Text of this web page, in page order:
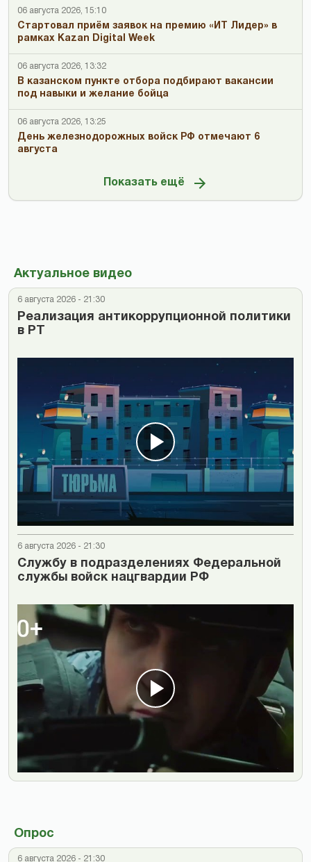
06 августа 2026, 15:10
Стартовал приём заявок на премию «ИТ Лидер» в
рамках Kazan Digital Week
06 августа 2026, 13:32
В казанском пункте отбора подбирают вакансии
под навыки и желание бойца
06 августа 2026, 13:25
День железнодорожных войск РФ отмечают 6
августа
Показать ещё
Актуальное видео
6 августа 2026 - 21:30
Реализация антикоррупционной политики
в РТ
6 августа 2026 - 21:30
Cлужбу в подразделениях Федеральной
службы войск нацгвардии РФ
Опрос
6 августа 2026 - 21:30